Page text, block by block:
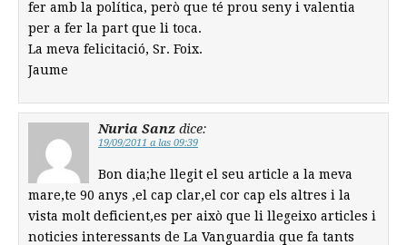
fer amb la política, però que té prou seny i valentia
per a fer la part que li toca.
La meva felicitació, Sr. Foix.
Jaume
Nuria Sanz dice:
19/09/2011 a las 09:39
Bon dia;he llegit el seu article a la meva
mare,te 90 anys ,el cap clar,el cor cap els altres i la
vista molt deficient,es per això que li llegeixo articles i
noticies interessants de La Vanguardia que fa tants